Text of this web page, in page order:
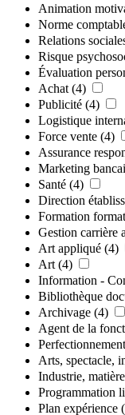
Animation
Norme
Relations
Risque
Évaluation
Achat (4)
Publicité (4)
Logistique
Force vente (4)
Assurance
Marketing
Santé (4)
Direction
Formation
Gestion carrière
Art appliqué (4)
Art (4)
Information -
Bibliothèque
Archivage (4)
Agent de la
Arts, spectacle,
Industrie,
Programmation
Plan expérience